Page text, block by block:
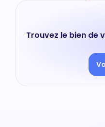
Trouvez le bien de